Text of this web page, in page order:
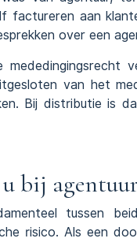
aan
over een
van het
Bij distributie is
u bij
tussen
risico. Als een